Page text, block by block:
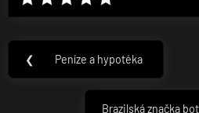
Navigace
pro
❮
Previous
Peníze a hypotéka
Brazilská značka